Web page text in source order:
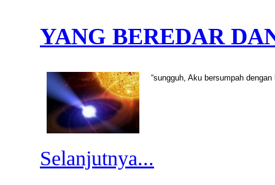
YANG BEREDAR
“sungguh, Aku bersumpah
Selanjutnya...